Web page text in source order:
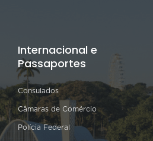
Internacional e
Passaportes
Consulados
Câmaras de Comércio
Polícia Federal